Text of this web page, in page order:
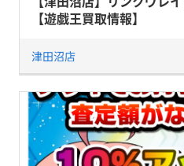
【遊戯王買取情報】
津田沼店